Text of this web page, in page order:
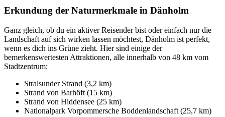
Erkundung der Naturmerkmale in Dänholm
Ganz gleich, ob du ein aktiver Reisender bist oder einfach nur die
Landschaft auf sich wirken lassen möchtest, Dänholm ist perfekt,
wenn es dich ins Grüne zieht. Hier sind einige der
bemerkenswertesten Attraktionen, alle innerhalb von 48 km vom
Stadtzentrum:
Stralsunder Strand (3,2 km)
Strand von Barhöft (15 km)
Strand von Hiddensee (25 km)
Nationalpark Vorpommersche Boddenlandschaft (25,7 km)